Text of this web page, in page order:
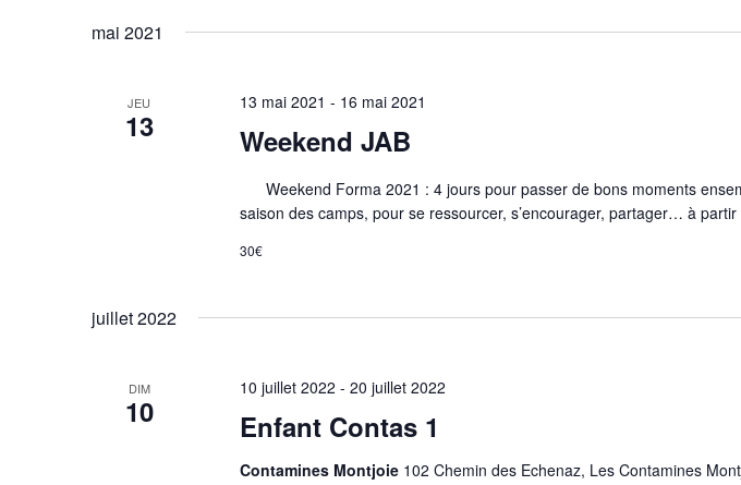
mai 2021
JEU
13 Weekend JAB
13 mai 2021 - 16 mai 2021
Weekend Forma 2021 : 4 jours pour passer de bons moments
saison des camps, pour se ressourcer, s’encourager, partager… à
30€
juillet 2022
DIM
10 Enfant Contas 1
10 juillet 2022 - 20 juillet 2022
Contamines Montjoie 102 Chemin des Echenaz, Les Contamines